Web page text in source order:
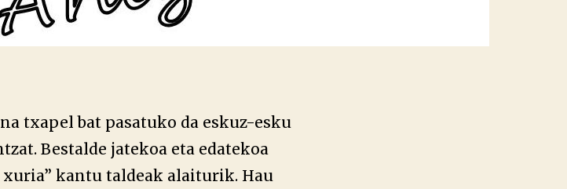
txapel bat pasatuko da eskuz-esku
Bestalde jatekoa eta edatekoa
xuria” kantu taldeak alaiturik. Hau